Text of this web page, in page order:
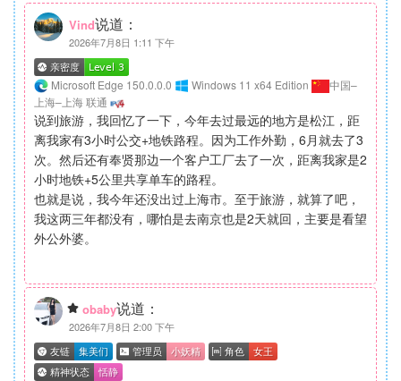
Vind说道：
2026年7月8日 1:11 下午
Microsoft Edge 150.0.0.0 Windows 11 x64 Edition
中国–
上海–上海 联通
说到旅游，我回忆了一下，今年去过最远的地方是松江，距
离我家有3小时公交+地铁路程。因为工作外勤，6月就去了3
次。然后还有奉贤那边一个客户工厂去了一次，距离我家是2
小时地铁+5公里共享单车的路程。
也就是说，我今年还没出过上海市。至于旅游，就算了吧，
我这两三年都没有，哪怕是去南京也是2天就回，主要是看望
外公外婆。
obaby说道：
2026年7月8日 2:00 下午